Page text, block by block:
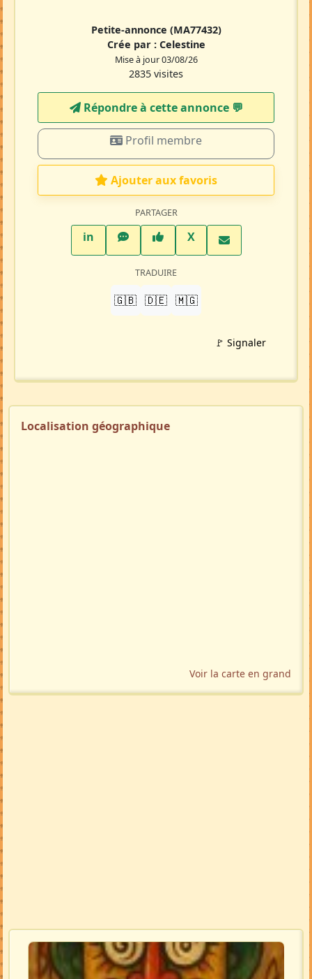
Petite-annonce (MA77432)
Crée par : Celestine
Mise à jour 03/08/26
2835 visites
Répondre à cette annonce 💬​
Profil membre
Ajouter aux favoris
PARTAGER
inLinkedInWhatsAppFacebook
XTwitter X
TRADUIRE
🇬🇧 🇩🇪 🇲🇬
🚩 Signaler
Localisation géographique
Voir la carte en grand